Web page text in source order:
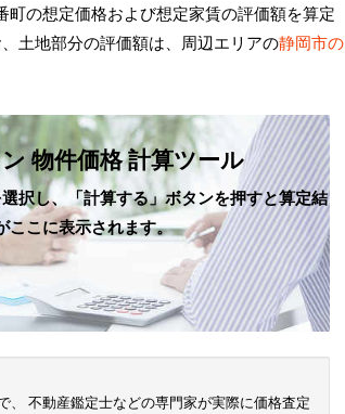
の想定価格および想定家賃の評価額を算定
土地部分の評価額は、周辺エリアの静岡市の
物件価格 計算ツール
択し、「計算する」ボタンを押すと算定結
ここに表示されます。
、 不動産鑑定士などの専門家が実際に価格査定